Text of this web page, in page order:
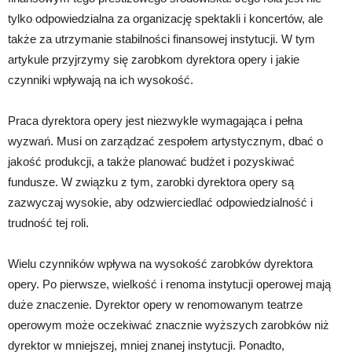
tylko odpowiedzialna za organizację spektakli i koncertów, ale
także za utrzymanie stabilności finansowej instytucji. W tym
artykule przyjrzymy się zarobkom dyrektora opery i jakie
czynniki wpływają na ich wysokość.
Praca dyrektora opery jest niezwykle wymagająca i pełna
wyzwań. Musi on zarządzać zespołem artystycznym, dbać o
jakość produkcji, a także planować budżet i pozyskiwać
fundusze. W związku z tym, zarobki dyrektora opery są
zazwyczaj wysokie, aby odzwierciedlać odpowiedzialność i
trudność tej roli.
Wielu czynników wpływa na wysokość zarobków dyrektora
opery. Po pierwsze, wielkość i renoma instytucji operowej mają
duże znaczenie. Dyrektor opery w renomowanym teatrze
operowym może oczekiwać znacznie wyższych zarobków niż
dyrektor w mniejszej, mniej znanej instytucji. Ponadto,